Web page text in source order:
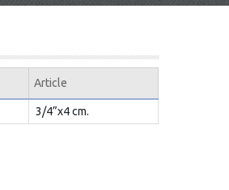
Article
3/4”x4 cm.